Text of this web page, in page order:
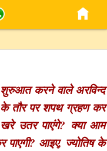
शुरुआत करने वाले अरविन्द
तौर पर शपथ ग्रहण कर
उतर पाएंगे? क्या आम
पाएगी? आइए, ज्योतिष के